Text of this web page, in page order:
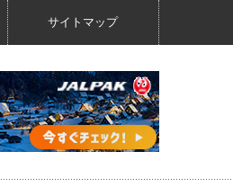
サイトマップ